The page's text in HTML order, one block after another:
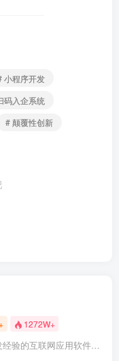
小程序开发
码入企系统
# 颠覆性创新
1272W+
软盟是一家拥有近20年开发经验的互联网应用软件开发商，软盟专注于新商业模式数字化技术服务！